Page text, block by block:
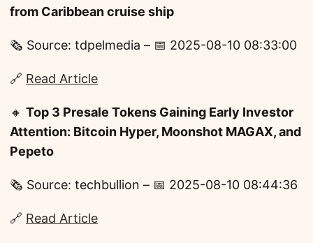
from Caribbean cruise ship
🗞️ Source: tdpelmedia – 📅 2025-08-10 08:33:00
🔗 Read Article
🔸 Top 3 Presale Tokens Gaining Early Investor
Attention: Bitcoin Hyper, Moonshot MAGAX, and
Pepeto
🗞️ Source: techbullion – 📅 2025-08-10 08:44:36
🔗 Read Article